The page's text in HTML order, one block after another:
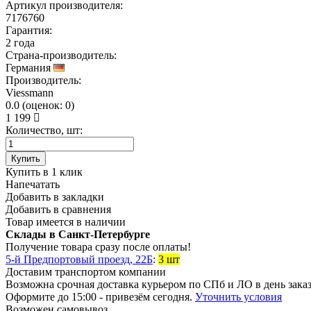
Артикул производителя:
7176760
Гарантия:
2 года
Страна-производитель:
Германия
Производитель:
Viessmann
0.0 (оценок: 0)
1 199
Количество, шт:
Купить
Купить в 1 клик
Напечатать
Добавить в закладки
Добавить в сравнения
Товар имеется в наличии
Склады в Санкт-Петербурге
Получение товара сразу после оплаты!
5-й Предпортовый проезд, 22Б: 3 шт
Доставим транспортом компании
Возможна срочная доставка курьером по СПб и ЛО в день
Оформите до 15:00 - привезём сегодня. Уточнить условия